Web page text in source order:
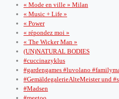
« Mode en ville » Milan
« Music + Life »
« Power
« répondez moi »
« The Wicker Man »
(UN)NATURAL BODIES
#cuccinazyklus
#gardengames #luvolano
#GemäldegalerieAlteMeister und
#Madsen